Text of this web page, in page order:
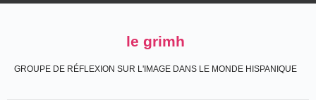
le grimh
GROUPE DE RÉFLEXION SUR L'IMAGE DANS LE MONDE HISPANIQUE